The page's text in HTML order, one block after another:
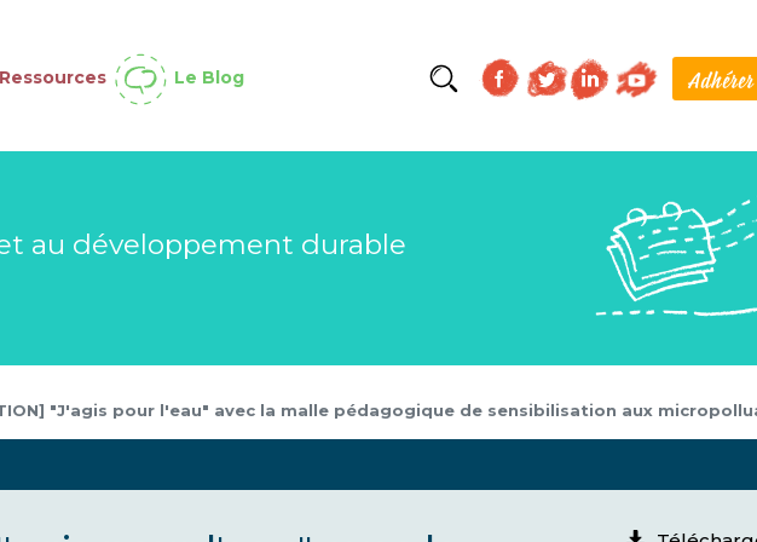
Ressources Le Blog Adhérer
au développement durable
"J'agis pour l'eau" avec la malle pédagogique de sensibilisation aux